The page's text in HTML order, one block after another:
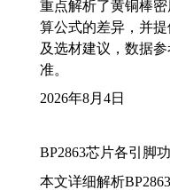
重点解析了黄铜棒密
算公式的差异，并
及选材建议，数据
准。
2026年8月4日
BP2863芯片各引脚
本文详细解析